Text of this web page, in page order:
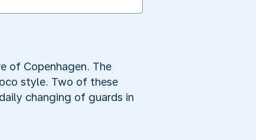
of Copenhagen. The
style. Two of these
changing of guards in